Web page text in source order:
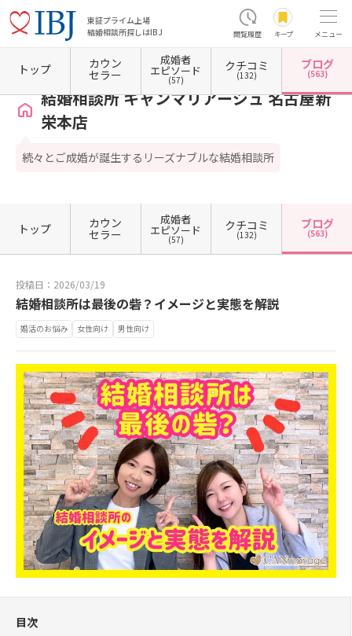
東証プライム上場
結婚相談所探しはIBJ
閲覧履歴 キープ メニュー
ホーム 愛知県の結婚相談所 愛知県名古屋市 愛知県名古屋市東区 結婚相談所 キャン
結婚相談所 キャンマリアージュ 名古屋新
栄本店
続々とご成婚が誕生するリーズナブルな結婚相談所
トップ カウン
セラー
成婚者
エピソード
(57)
クチコミ
(132)
ブログ
(563)
トップ カウン
セラー
成婚者
エピソード
(57)
クチコミ
(132)
ブログ
(563)
投稿日：2026/03/19
結婚相談所は最後の砦？イメージと実態を解説
婚活のお悩み 女性向け 男性向け
目次